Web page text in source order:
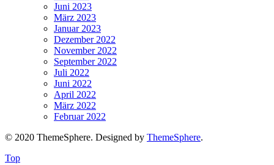
Juni 2023
März 2023
Januar 2023
Dezember 2022
November 2022
September 2022
Juli 2022
Juni 2022
April 2022
März 2022
Februar 2022
© 2020 ThemeSphere. Designed by ThemeSphere.
Top